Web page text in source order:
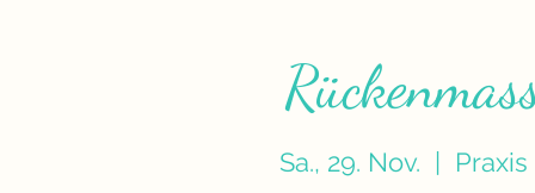
Sa., 29. Nov.
  |